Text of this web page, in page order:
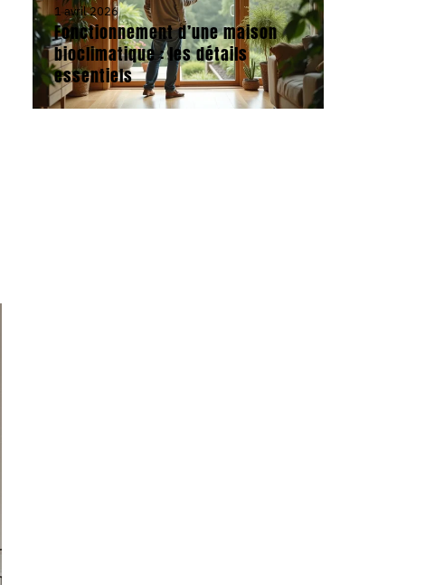
1 avril 2026
Fonctionnement d’une maison
bioclimatique : les détails
essentiels